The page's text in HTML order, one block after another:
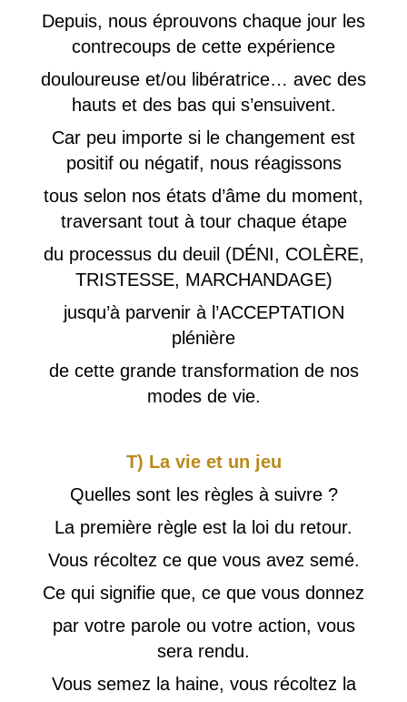
Depuis, nous éprouvons chaque jour les
contrecoups de cette expérience
douloureuse et/ou libératrice… avec des
hauts et des bas qui s’ensuivent.
Car peu importe si le changement est
positif ou négatif, nous réagissons
tous selon nos états d’âme du moment,
traversant tout à tour chaque étape
du processus du deuil (DÉNI, COLÈRE,
TRISTESSE, MARCHANDAGE)
jusqu’à parvenir à l’ACCEPTATION
plénière
de cette grande transformation de nos
modes de vie.
T) La vie et un jeu
Quelles sont les règles à suivre ?
La première règle est la loi du retour.
Vous récoltez ce que vous avez semé.
Ce qui signifie que, ce que vous donnez
par votre parole ou votre action, vous
sera rendu.
Vous semez la haine, vous récoltez la